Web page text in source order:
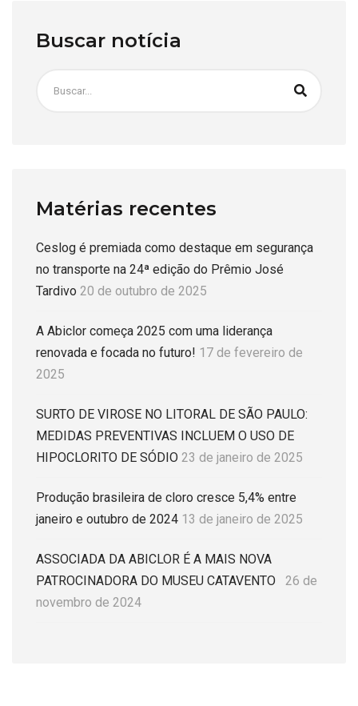
Buscar notícia
Matérias recentes
Ceslog é premiada como destaque em segurança
no transporte na 24ª edição do Prêmio José
Tardivo 20 de outubro de 2025
A Abiclor começa 2025 com uma liderança
renovada e focada no futuro! 17 de fevereiro de
2025
SURTO DE VIROSE NO LITORAL DE SÃO PAULO:
MEDIDAS PREVENTIVAS INCLUEM O USO DE
HIPOCLORITO DE SÓDIO 23 de janeiro de 2025
Produção brasileira de cloro cresce 5,4% entre
janeiro e outubro de 2024 13 de janeiro de 2025
ASSOCIADA DA ABICLOR É A MAIS NOVA
PATROCINADORA DO MUSEU CATAVENTO
26 de
novembro de 2024